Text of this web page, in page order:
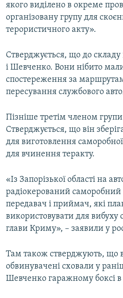
якого виділено в окреме
організовану групу для
терористичного акту».
Стверджується, що до
і Шевченко. Вони нібито
спостереження за
пересування службового
Пізніше третім членом
Стверджується, що він
для виготовлення
для вчинення теракту.
«Із Запорізької області на
радіокерований саморобний
передавач і приймач, які
використовувати для вибуху
глави Криму», – заявили у
Там також стверджують, що
обвинувачені сховали у
Шевченко гаражному боксі в